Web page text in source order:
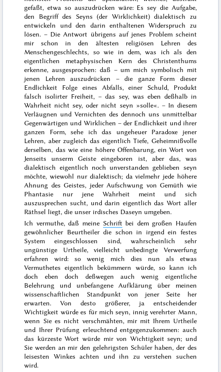
gefaßt, etwa so auszudrücken wäre: Es sey die Aufgabe,
den Begriff des Seyns (der Wirklichkeit) dialektisch zu
entwickeln und den darin enthaltenenWiderspruch zu
lösen. – Die Antwort übrigens auf jenes Problem scheint
mir schon in den ältesten religiösen Lehren des
Menschengeschlechts, so wie in dem, was ich als den
eigentlichen metaphysischen Kern des Christenthums
erkenne, ausgesprochen: daß – um mich symbolisch mit
jenen Lehren auszudrücken – die ganze Form dieser
Endlichkeit Folge eines Abfalls, einer Schuld, Produkt
falsch isolirter Freiheit, – das sey, was eben deßhalb in
Wahrheit nicht sey, oder nicht seyn »solle«. – In diesem
Verläugnen und Vernichten des dennoch uns unmittelbar
Gegenwärtigen und Wirklichen – der Endlichkeit und ihrer
ganzen Form, sehe ich das ungeheuer Paradoxe jener
Lehren, aber zugleich das eigentlich Tiefe, Geheimnißvolle
derselben, das wie eine höhere Offenbarung, ein Wort von
Jenseits unserm Geiste eingeboren ist, aber das, was
dialektisch eigentlich noch unverstanden geblieben seyn
möchte, wiewohl nurdialektisch; da vielmehr jede höhere
Ahnung des Geistes, jeder Aufschwung von Gemüth wie
Phantasie nur jene Wahrheit meint und sich
auszusprechen sucht, unddarin eigentlich das Wort aller
Räthsel liegt, die unser irdisches Daseyn umgeben.
Ich vermuthe, daß meine Schrift bei dem großen Haufen
gewöhnlicher Beurtheiler die schon in irgend ein festes
System eingeschlossen sind, wahrscheinlich sehr
ungünstige Urtheile, vielleicht unbedingte Verwerfung
erfahren wird: so wenig mich dies nun als etwas
Vermuthetes eigentlich bekümmern würde, so kann ich
doch eben doch deßwegen auch wenig eigentliche
Belehrung und unbefangene Aufklärung über meinen
wissenschaftlichen Standpunkt von jener Seite her
erwarten. Von desto größerer, ja entscheidender
Wichtigkeit würde es für mich seyn, innig verehrter Mann,
wenn Siees nicht verschmähten, mir mit Ihrem Urtheile
und Ihrer Prüfung erleuchtend entgegenzukommen: auch
das kürzeste Wort würde mir von Wichtigkeit seyn; und
Sie werden an mir den gelehrigsten Schüler haben, der des
leisesten Winkes achten und ihn zu verstehen suchen
wird.